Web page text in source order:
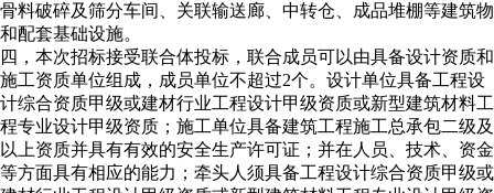
骨料破碎及筛分车间、关联输送廊、中转仓、成品堆棚等建筑物
和配套基础设施。
四，本次招标接受联合体投标，联合成员可以由具备设计资质和
施工资质单位组成，成员单位不超过2个。设计单位具备工程设
计综合资质甲级或建材行业工程设计甲级资质或新型建筑材料工
程专业设计甲级资质；施工单位具备建筑工程施工总承包二级及
以上资质并具有有效的安全生产许可证；并在人员、技术、资金
等方面具有相应的能力；牵头人须具备工程设计综合资质甲级或